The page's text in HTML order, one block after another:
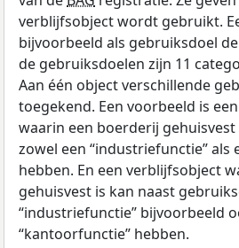
verblijfsobject wordt gebruikt.
bijvoorbeeld als gebruiksdoel
de gebruiksdoelen zijn 11
Aan één object verschillende
toegekend. Een voorbeeld is
waarin een boerderij
zowel een “industriefunctie” als
hebben. En een verblijfsobject
gehuisvest is kan naast
“industriefunctie” bijvoorbeeld
“kantoorfunctie” hebben.